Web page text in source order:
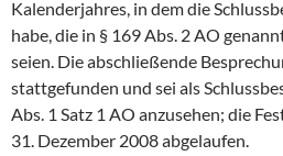
Kalenderjahres, in dem die
habe, die in § 169 Abs. 2 AO
seien. Die abschließende
stattgefunden und sei als
Abs. 1 Satz 1 AO anzusehen; die
31. Dezember 2008 abgelaufen.